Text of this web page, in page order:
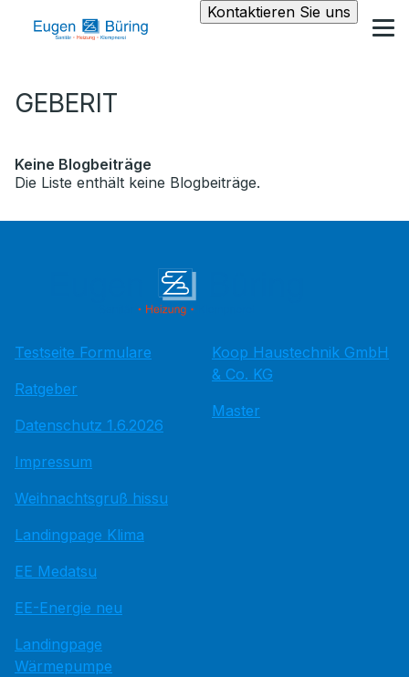
Kontaktieren Sie uns
GEBERIT
Keine Blogbeiträge
Die Liste enthält keine Blogbeiträge.
Testseite Formulare
Ratgeber
Datenschutz 1.6.2026
Impressum
Weihnachtsgruß hissu
Landingpage Klima
EE Medatsu
EE-Energie neu
Landingpage
Wärmepumpe
Koop Haustechnik GmbH
& Co. KG
Master